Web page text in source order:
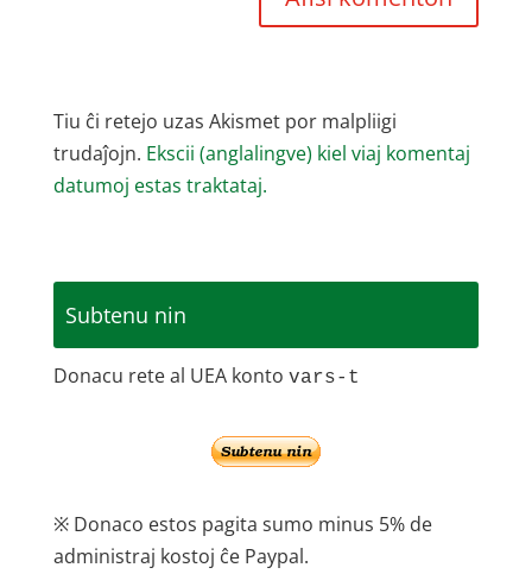
Tiu ĉi retejo uzas Akismet por malpliigi
trudaĵojn. Ekscii (anglalingve) kiel viaj komentaj
datumoj estas traktataj.
Subtenu nin
Donacu rete al UEA konto vars-t
※ Donaco estos pagita sumo minus 5% de
administraj kostoj ĉe Paypal.